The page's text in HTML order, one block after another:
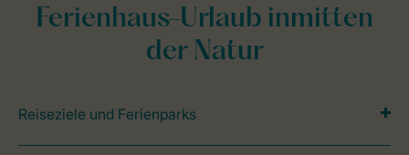
Ferienhaus-Urlaub inmitten
der Natur
Reiseziele und Ferienparks